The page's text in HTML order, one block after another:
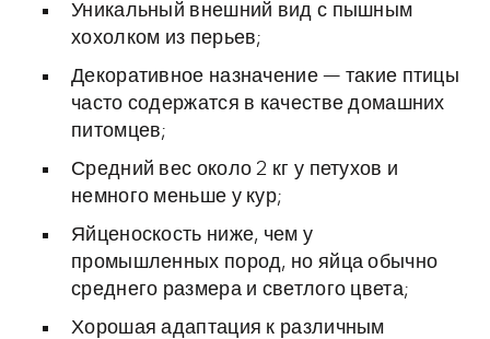
Уникальный внешний вид с пышным
хохолком из перьев;
Декоративное назначение — такие птицы
часто содержатся в качестве домашних
питомцев;
Средний вес около 2 кг у петухов и
немного меньше у кур;
Яйценоскость ниже, чем у
промышленных пород, но яйца обычно
среднего размера и светлого цвета;
Хорошая адаптация к различным